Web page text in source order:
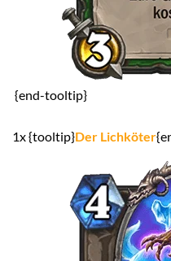
{end-tooltip}
1x {tooltip}Der Lichköter